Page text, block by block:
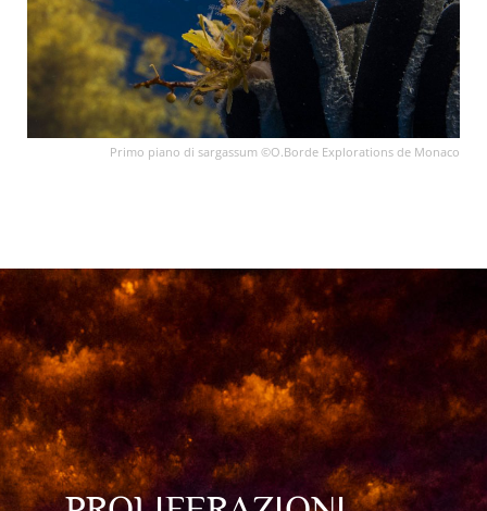
Primo piano di sargassum ©O.Borde Explorations de Monaco